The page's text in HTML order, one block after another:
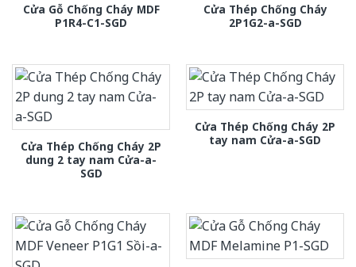
Cửa Gỗ Chống Cháy MDF
P1R4-C1-SGD
Cửa Thép Chống Cháy
2P1G2-a-SGD
Cửa Thép Chống Cháy 2P
dung 2 tay nam Cửa-a-
SGD
Cửa Thép Chống Cháy 2P
tay nam Cửa-a-SGD